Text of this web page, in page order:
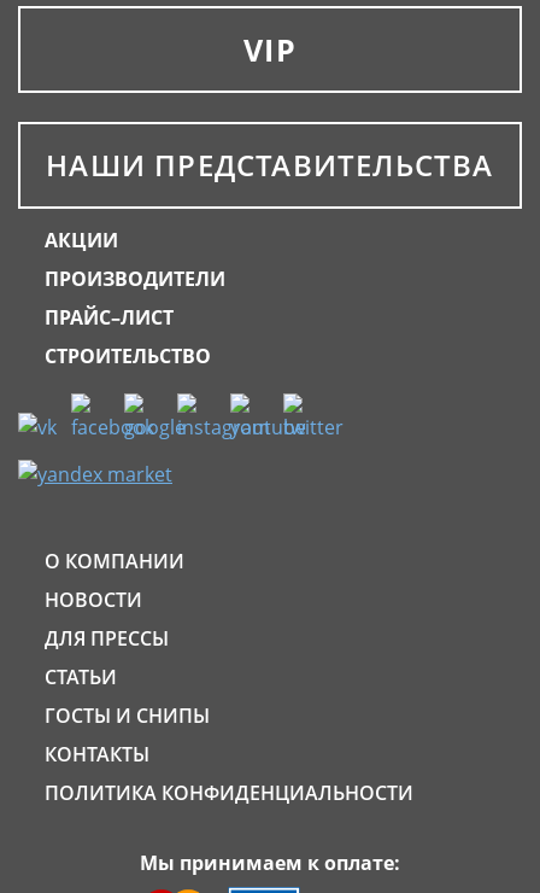
VIP
НАШИ ПРЕДСТАВИТЕЛЬСТВА
АКЦИИ
ПРОИЗВОДИТЕЛИ
ПРАЙС–ЛИСТ
СТРОИТЕЛЬСТВО
О КОМПАНИИ
НОВОСТИ
ДЛЯ ПРЕССЫ
СТАТЬИ
ГОСТЫ И СНИПЫ
КОНТАКТЫ
ПОЛИТИКА КОНФИДЕНЦИАЛЬНОСТИ
Мы принимаем к оплате: